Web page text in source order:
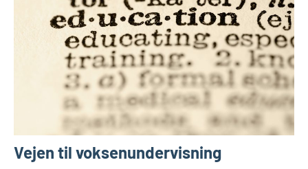
Vejen til voksenundervisning